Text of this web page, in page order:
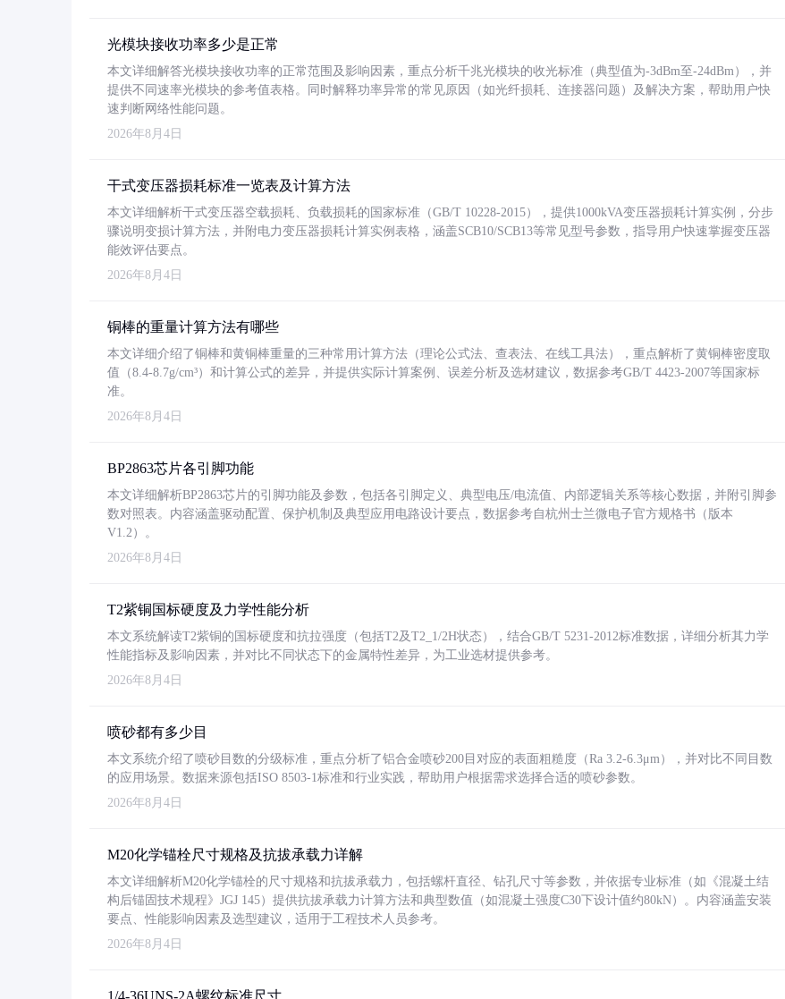
光模块接收功率多少是正常
本文详细解答光模块接收功率的正常范围及影响因素，重点分析千兆光模块的收光标准（典型值为-3dBm至-24dBm），并
提供不同速率光模块的参考值表格。同时解释功率异常的常见原因（如光纤损耗、连接器问题）及解决方案，帮助用户快
速判断网络性能问题。
2026年8月4日
干式变压器损耗标准一览表及计算方法
本文详细解析干式变压器空载损耗、负载损耗的国家标准（GB/T 10228-2015），提供1000kVA变压器损耗计算实例，分步
骤说明变损计算方法，并附电力变压器损耗计算实例表格，涵盖SCB10/SCB13等常见型号参数，指导用户快速掌握变压器
能效评估要点。
2026年8月4日
铜棒的重量计算方法有哪些
本文详细介绍了铜棒和黄铜棒重量的三种常用计算方法（理论公式法、查表法、在线工具法），重点解析了黄铜棒密度取
值（8.4-8.7g/cm³）和计算公式的差异，并提供实际计算案例、误差分析及选材建议，数据参考GB/T 4423-2007等国家标
准。
2026年8月4日
BP2863芯片各引脚功能
本文详细解析BP2863芯片的引脚功能及参数，包括各引脚定义、典型电压/电流值、内部逻辑关系等核心数据，并附引脚参
数对照表。内容涵盖驱动配置、保护机制及典型应用电路设计要点，数据参考自杭州士兰微电子官方规格书（版本
V1.2）。
2026年8月4日
T2紫铜国标硬度及力学性能分析
本文系统解读T2紫铜的国标硬度和抗拉强度（包括T2及T2_1/2H状态），结合GB/T 5231-2012标准数据，详细分析其力学
性能指标及影响因素，并对比不同状态下的金属特性差异，为工业选材提供参考。
2026年8月4日
喷砂都有多少目
本文系统介绍了喷砂目数的分级标准，重点分析了铝合金喷砂200目对应的表面粗糙度（Ra 3.2-6.3μm），并对比不同目数
的应用场景。数据来源包括ISO 8503-1标准和行业实践，帮助用户根据需求选择合适的喷砂参数。
2026年8月4日
M20化学锚栓尺寸规格及抗拔承载力详解
本文详细解析M20化学锚栓的尺寸规格和抗拔承载力，包括螺杆直径、钻孔尺寸等参数，并依据专业标准（如《混凝土结
构后锚固技术规程》JGJ 145）提供抗拔承载力计算方法和典型数值（如混凝土强度C30下设计值约80kN）。内容涵盖安装
要点、性能影响因素及选型建议，适用于工程技术人员参考。
2026年8月4日
1/4-36UNS-2A螺纹标准尺寸